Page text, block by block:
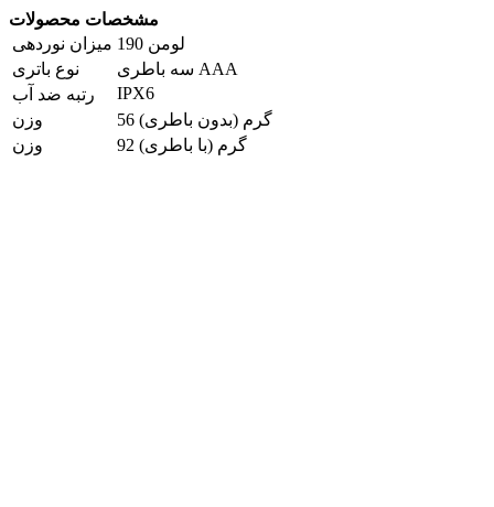
مشخصات محصولات
میزان نوردهی
190 لومن
نوع باتری
سه باطری AAA
رتبه ضد آب
IPX6
وزن
56 گرم (بدون باطری)
وزن
92 گرم (با باطری)